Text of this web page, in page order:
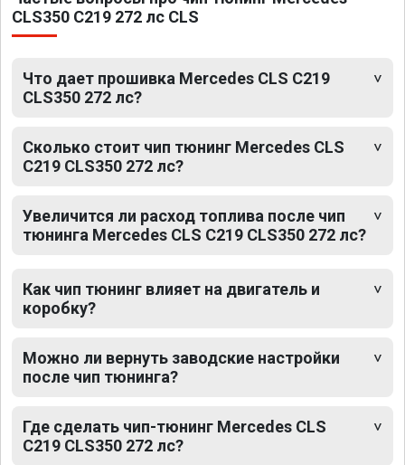
CLS350 C219 272 лс CLS
Что дает прошивка Mercedes CLS C219
CLS350 272 лс?
Сколько стоит чип тюнинг Mercedes CLS
C219 CLS350 272 лс?
Увеличится ли расход топлива после чип
тюнинга Mercedes CLS C219 CLS350 272 лс?
Как чип тюнинг влияет на двигатель и
коробку?
Можно ли вернуть заводские настройки
после чип тюнинга?
Где сделать чип-тюнинг Mercedes CLS
C219 CLS350 272 лс?